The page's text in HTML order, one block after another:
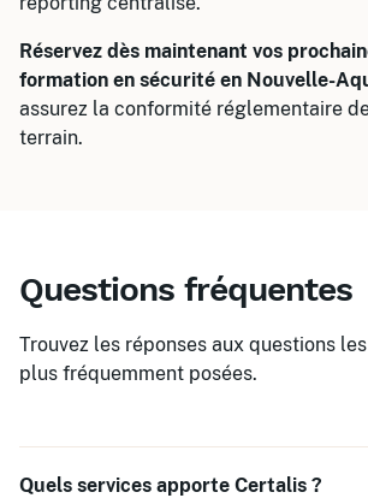
Réservez dès maintenant vos
formation en sécurité en Nouvelle-
assurez la conformité réglementaire
terrain.
Questions fréquentes
Trouvez les réponses aux questions les
plus fréquemment posées.
Quels services apporte Certalis ?